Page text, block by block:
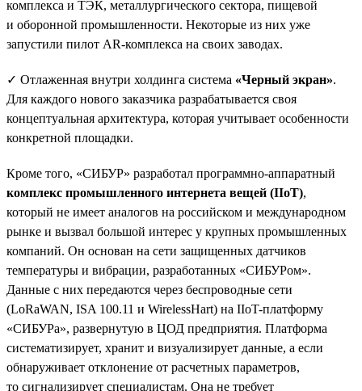
комплекса и ТЭК, металлургического сектора, пищевой
и оборонной промышленности. Некоторые из них уже
запустили пилот AR-комплекса на своих заводах.
✓ Отлаженная внутри холдинга система «Черный экран».
Для каждого нового заказчика разрабатывается своя
концептуальная архитектура, которая учитывает особенности
конкретной площадки.
Кроме того, «СИБУР» разработал программно-аппаратный
комплекс промышленного интернета вещей (IIoT),
который не имеет аналогов на российском и международном
рынке и вызвал большой интерес у крупных промышленных
компаний. Он основан на сети защищенных датчиков
температуры и вибрации, разработанных «СИБУРом».
Данные с них передаются через беспроводные сети
(LoRaWAN, ISA 100.11 и WirelessHart) на IIoT-платформу
«СИБУРа», развернутую в ЦОД предприятия. Платформа
систематизирует, хранит и визуализирует данные, а если
обнаруживает отклонение от расчетных параметров,
то сигнализирует специалистам. Она не требует